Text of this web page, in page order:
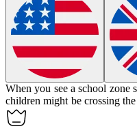
When you see aschool zone
children might be crossing the